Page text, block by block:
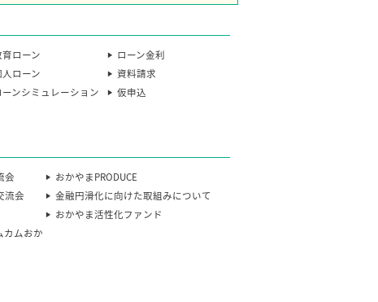
育ローン
ローン金利
人ローン
資料請求
ーンシミュレーション 仮申込
会
おかやまPRODUCE
流会
金融円滑化に向けた取組みについて
おかやま活性化ファンド
カムおか